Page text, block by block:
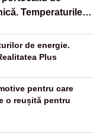
Temperaturile
de energie.
Plus
pentru care
o reușită pentru